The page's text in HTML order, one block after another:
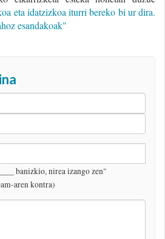
eta idatzizkoa iturri bereko bi ur dira.
esandakoak"
banizkio, nirea izango zen"
aren kontra)